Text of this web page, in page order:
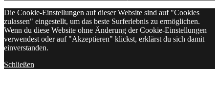
Die Cookie-Einstellungen auf dieser Website sind auf "Cookies
zulassen" eingestellt, um das beste Surferlebnis zu ermöglichen.
Wenn du diese Website ohne Änderung der Cookie-Einstellungen
verwendest oder auf "Akzeptieren" klickst, erklärst du sich damit
einverstanden.
Schließen